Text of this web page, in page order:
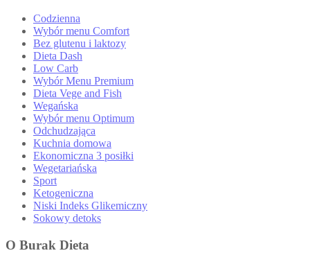
Codzienna
Wybór menu Comfort
Bez glutenu i laktozy
Dieta Dash
Low Carb
Wybór Menu Premium
Dieta Vege and Fish
Wegańska
Wybór menu Optimum
Odchudzająca
Kuchnia domowa
Ekonomiczna 3 posiłki
Wegetariańska
Sport
Ketogeniczna
Niski Indeks Glikemiczny
Sokowy detoks
O Burak Dieta